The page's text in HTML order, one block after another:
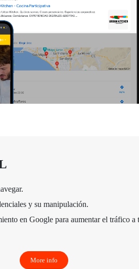
y su manipulación.
en Google para aumentar el tráfico a
More info